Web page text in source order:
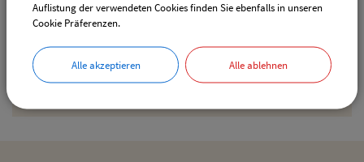
Gemeinde Pliening
Geltinger Str. 18
85652 Pliening
Auflistung der verwendeten Cookies finden Sie ebenfalls in unseren
Cookie Präferenzen.
Alle akzeptieren Alle ablehnen